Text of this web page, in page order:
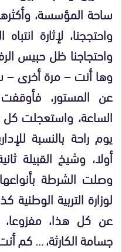
ساحة المؤسسة،
واحتججنا، لإثارة
واحتجاجنا ظل حبيس
وها أنت – مرة أخرى
عن المستور،
الساعة، واستعجلت
يوم راحة بالنسبة
أولا، وشيخ القبيلة
وصلت الشرطة
لوزارة التربية
عن كل هذا، مفزوعا،
جسامة الكارثة، … كم